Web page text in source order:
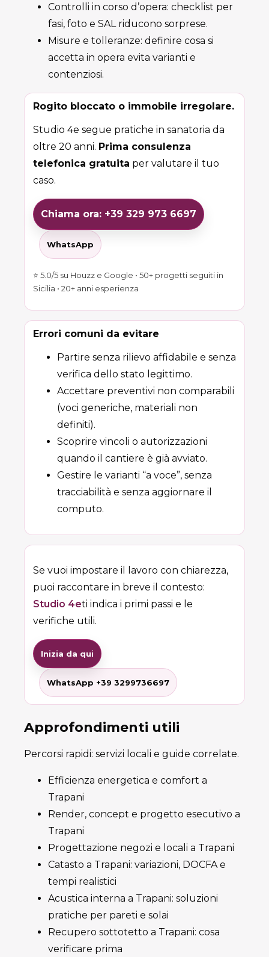
Controlli in corso d’opera: checklist per
fasi, foto e SAL riducono sorprese.
Misure e tolleranze: definire cosa si
accetta in opera evita varianti e
contenziosi.
Rogito bloccato o immobile irregolare.
Studio 4e segue pratiche in sanatoria da
oltre 20 anni. Prima consulenza
telefonica gratuita per valutare il tuo
caso.
Chiama ora: +39 329 973 6697
WhatsApp
⭐ 5.0/5 su Houzz e Google • 50+ progetti seguiti in
Sicilia • 20+ anni esperienza
Errori comuni da evitare
Partire senza rilievo affidabile e senza
verifica dello stato legittimo.
Accettare preventivi non comparabili
(voci generiche, materiali non
definiti).
Scoprire vincoli o autorizzazioni
quando il cantiere è già avviato.
Gestire le varianti “a voce”, senza
tracciabilità e senza aggiornare il
computo.
Se vuoi impostare il lavoro con chiarezza,
puoi raccontare in breve il contesto:
Studio 4eti indica i primi passi e le
verifiche utili.
Inizia da qui
WhatsApp +39 3299736697
Approfondimenti utili
Percorsi rapidi: servizi locali e guide correlate.
Efficienza energetica e comfort a
Trapani
Render, concept e progetto esecutivo a
Trapani
Progettazione negozi e locali a Trapani
Catasto a Trapani: variazioni, DOCFA e
tempi realistici
Acustica interna a Trapani: soluzioni
pratiche per pareti e solai
Recupero sottotetto a Trapani: cosa
verificare prima